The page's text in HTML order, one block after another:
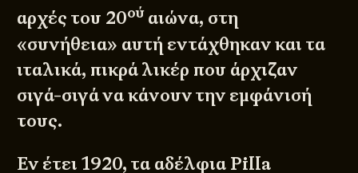
αρχές του 20ούαιώνα, στη
«συνήθεια» αυτή εντάχθηκαν και τα
ιταλικά, πικρά λικέρ που άρχιζαν
σιγά-σιγά να κάνουν την εμφάνισή
τους.
Εν έτει 1920, τα αδέλφια Pilla